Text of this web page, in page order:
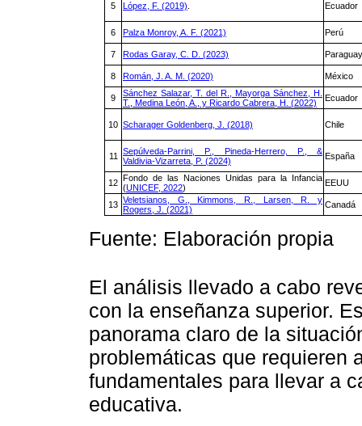
5 López, F. (2019). Ecuador
6 Palza Monroy, A. F. (2021) Perú
7 Rodas Garay, C. D. (2023) Paraguay
8 Román, J. A. M. (2020) México
9
Sánchez Salazar, T. del R., Mayorga Sánchez, H.
T., Medina León, A., y Ricardo Cabrera, H. (2022)
Ecuador
10 Scharager Goldenberg, J. (2018) Chile
11 Sepúlveda-Parrini, P., Pineda-Herrero, P., &
Valdivia-Vizarreta, P. (2024)
España
12
Fondo de las Naciones Unidas para la Infancia
(UNICEF, 2022) EEUU
13 Veletsianos, G., Kimmons, R., Larsen, R. y
Rogers, J. (2021)
Canadá
Fuente: Elaboración propia
El análisis llevado a cabo
con la enseñanza superior.
panorama claro de la
problemáticas que requieren
fundamentales para llevar a
educativa.